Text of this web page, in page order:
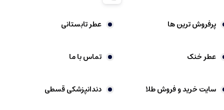
پرفروش ترین ها عطر تابستانی
عطر خنک تماس با ما
سایت خرید و فروش طلا دندانپزشکی قسطی